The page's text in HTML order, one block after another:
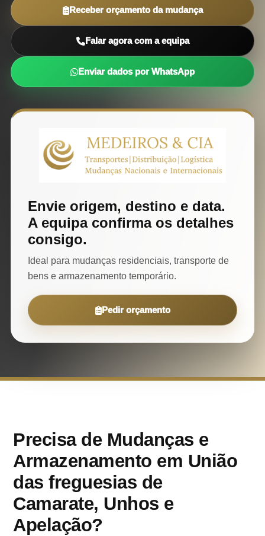
Receber orçamento da mudança
Falar agora com a equipa
Enviar dados por WhatsApp
Envie origem, destino e data.
A equipa confirma os detalhes
consigo.
Ideal para mudanças residenciais, transporte de
bens e armazenamento temporário.
Pedir orçamento
Precisa de Mudanças e
Armazenamento em União
das freguesias de
Camarate, Unhos e
Apelação?